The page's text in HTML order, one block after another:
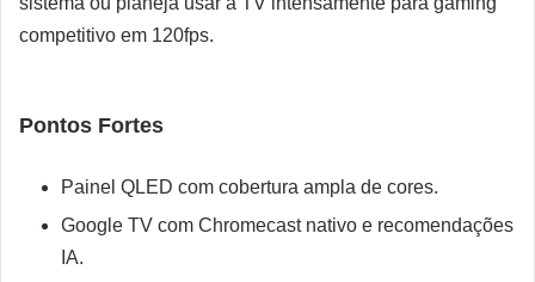
competitivo em 120fps.
Pontos Fortes
Painel QLED com cobertura ampla de cores.
Google TV com Chromecast nativo e recomendações
IA.